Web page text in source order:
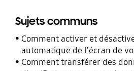
Sujets communs
Comment activer et
automatique de l'écran de
Galaxy ?
Comment transférer des